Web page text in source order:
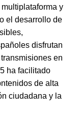
y
el desarrollo de
disfrutan
en
ha facilitado
de alta
ciudadana y la